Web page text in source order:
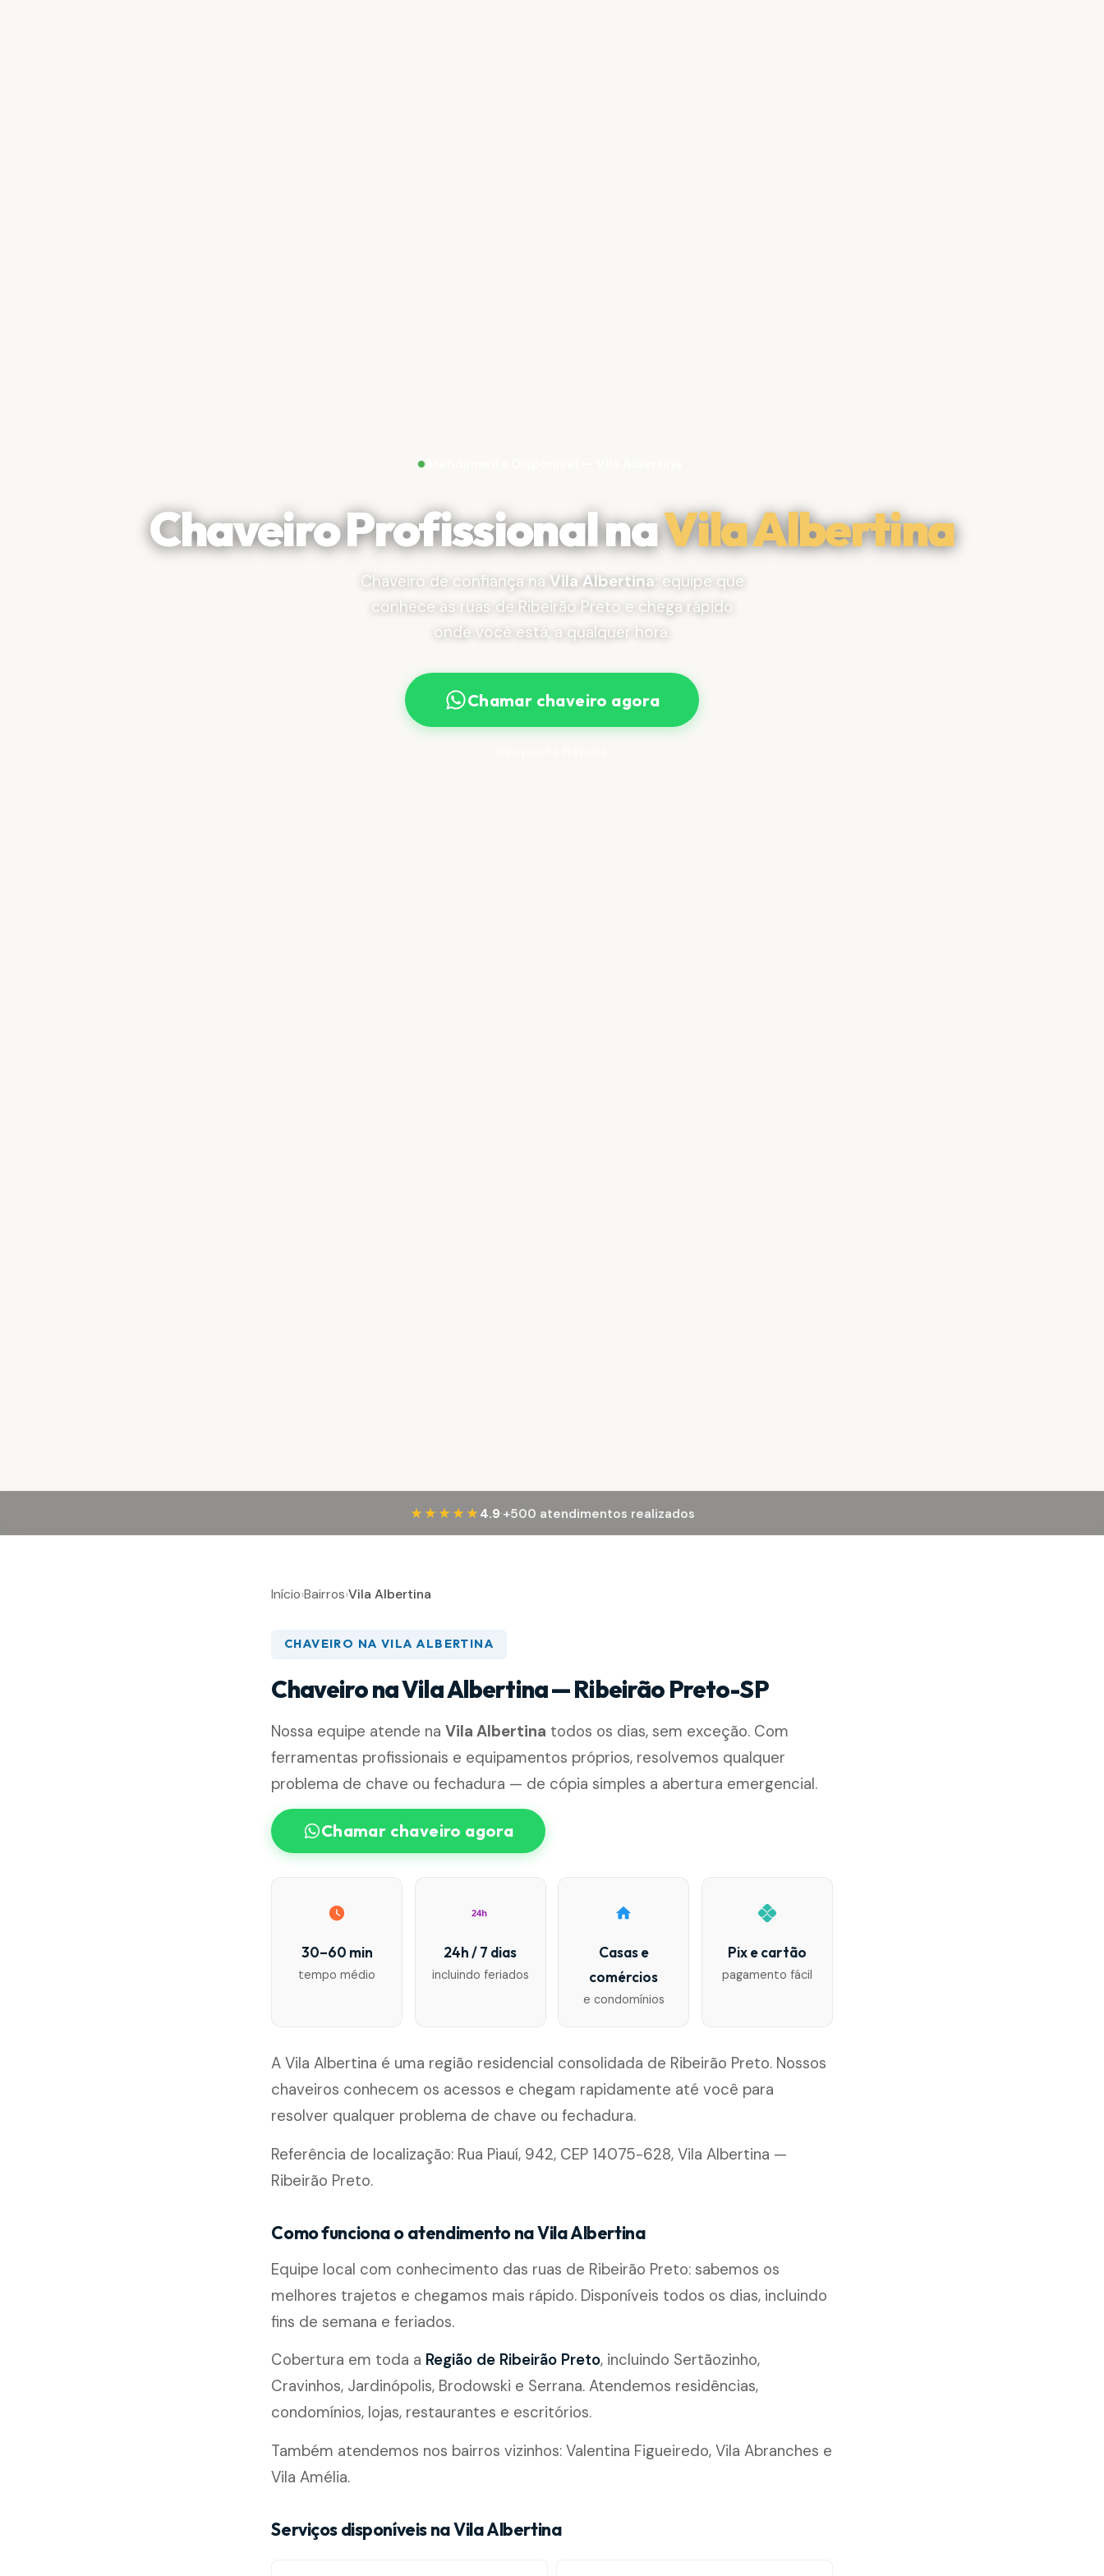
Atendimento Disponível — Vila Albertina
Chaveiro Profissional naVila Albertina
Chaveiro de confiança na Vila Albertina: equipe que
conhece as ruas de Ribeirão Preto e chega rápido
onde você está, a qualquer hora.
Chamar chaveiro agora
★★★★★ 4.9·+500 atendimentos realizados
Início›Bairros›Vila Albertina
CHAVEIRO NA VILA ALBERTINA
Chaveiro na Vila Albertina — Ribeirão Preto-SP
Nossa equipe atende naVila Albertina todos os dias, sem exceção. Com
ferramentas profissionais e equipamentos próprios, resolvemos qualquer
problema de chave ou fechadura — de cópia simples a abertura emergencial.
Chamar chaveiro agora
30–60 min
tempo médio
24h
24h / 7 dias
incluindo feriados
Casas e
comércios
e condomínios
Pix e cartão
pagamento fácil
A Vila Albertina é uma região residencial consolidada de Ribeirão Preto. Nossos
chaveiros conhecem os acessos e chegam rapidamente até você para
resolver qualquer problema de chave ou fechadura.
Referência de localização: Rua Piauí, 942, CEP 14075-628, Vila Albertina —
Ribeirão Preto.
Como funciona o atendimento na Vila Albertina
Equipe local com conhecimento das ruas de Ribeirão Preto: sabemos os
melhores trajetos e chegamos mais rápido. Disponíveis todos os dias, incluindo
fins de semana e feriados.
Cobertura em toda a Região de Ribeirão Preto, incluindo Sertãozinho,
Cravinhos, Jardinópolis, Brodowski e Serrana. Atendemos residências,
condomínios, lojas, restaurantes e escritórios.
Também atendemos nos bairros vizinhos: Valentina Figueiredo, Vila Abranches e
Vila Amélia.
Serviços disponíveis na Vila Albertina